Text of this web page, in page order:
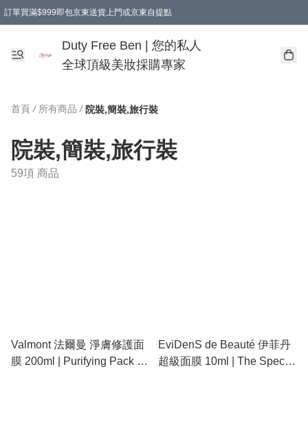
訂單買滿$999即包京東送貨上門或京東自提點
Duty Free Ben | 您的私人
全球頂級美妝採購專家
首頁 / 所有商品 / 院裝,簡裝,旅行裝
院裝,簡裝,旅行裝
59項 商品
Valmont 法爾曼 淨膚修護面
膜 200ml | Purifying Pack 瑞
EviDenS de Beauté 伊菲丹
超級面膜 10ml | The Special